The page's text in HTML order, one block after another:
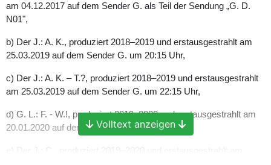
am 04.12.2017 auf dem Sender G. als Teil der Sendung „G. D.
N01",
b) Der J.: A. K., produziert 2018–2019 und erstausgestrahlt am
25.03.2019 auf dem Sender G. um 20:15 Uhr,
c) Der J.: A. K. – T.?, produziert 2018–2019 und erstausgestrahlt
am 25.03.2019 auf dem Sender G. um 22:15 Uhr,
d) G. L.: F. - W.!, produziert 2019–2020 und erstausgestrahlt am
20.01.2020 auf dem Sender G. um 20:15 Uhr,
e) Der J.: C., produziert 2019–2020 und erstausgestrahlt am
Volltext anzeigen